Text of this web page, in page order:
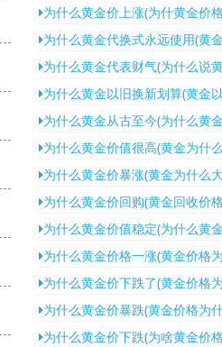
为什么黄金价上涨(为什黄金价
为什么黄金代换式永远使用(黄
为什么黄金代表财气(为什么说
为什么黄金以旧换新划算(黄金
为什么黄金从古至今(为什么黄
为什么黄金价值很高(黄金为什
为什么黄金价暴涨(黄金为什么
为什么黄金价回购(黄金回收价
为什么黄金价值稳定(为什么黄
为什么黄金价格一涨(黄金价格
为什么黄金价下跌了(黄金价格
为什么黄金价暴跌(黄金价格为
为什么黄金价下跌(为啥黄金价